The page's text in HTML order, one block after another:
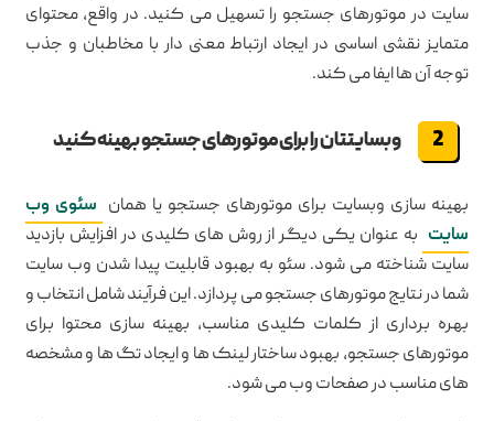
سایت در موتورهای جستجو را تسهیل می کنید. در واقع، محتوای
متمایز نقشی اساسی در ایجاد ارتباط معنی دار با مخاطبان و جذب
توجه آن ها ایفا می کند.
وبسایتتان را برای موتورهای جستجو بهینه کنید
بهینه سازی وبسایت برای موتورهای جستجو یا همان سئوی وب
سایت به عنوان یکی دیگر از روش های کلیدی در افزایش بازدید
سایت شناخته می شود. سئو به بهبود قابلیت پیدا شدن وب سایت
شما در نتایج موتورهای جستجو می پردازد. این فرآیند شامل انتخاب و
بهره برداری از کلمات کلیدی مناسب، بهینه سازی محتوا برای
موتورهای جستجو، بهبود ساختار لینک ها و ایجاد تگ ها و مشخصه
های مناسب در صفحات وب می شود.